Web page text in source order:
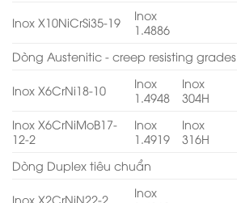
Inox X10NiCrSi35-19
Inox
1.4886
Dòng Austenitic - creep resisting grades
Inox X6CrNi18-10
Inox
1.4948
Inox
304H
Inox X6CrNiMoB17-
12-2
Inox
1.4919
Inox
316H
Dòng Duplex tiêu chuẩn
Inox X2CrNiN22-2
Inox